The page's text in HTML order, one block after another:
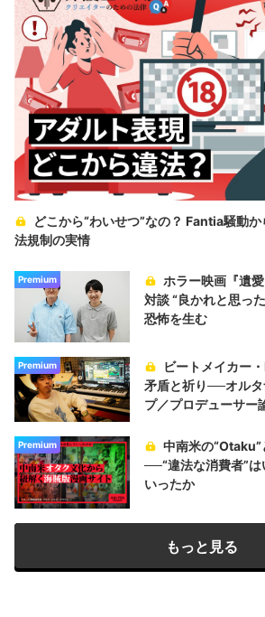
どこから“わいせつ”なの？ Fantia騒動
法規制の実情
Premium
ホラー映画『遺
対談 “良かれと思っ
恐怖を生む
Premium
ビートメイカー
矛盾と祈り──オル
プ／プロデューサー
Premium
中南米の
──“違法な消費者”
いったか
もっと見る